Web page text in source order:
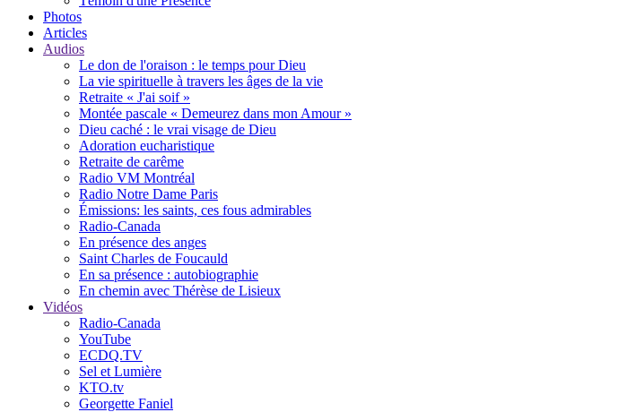
Photos
Articles
Audios
Le don de l'oraison : le temps pour Dieu
La vie spirituelle à travers les âges de la vie
Retraite « J'ai soif »
Montée pascale « Demeurez dans mon Amour »
Dieu caché : le vrai visage de Dieu
Adoration eucharistique
Retraite de carême
Radio VM Montréal
Radio Notre Dame Paris
Émissions: les saints, ces fous admirables
Radio-Canada
En présence des anges
Saint Charles de Foucauld
En sa présence : autobiographie
En chemin avec Thérèse de Lisieux
Vidéos
Radio-Canada
YouTube
ECDQ.TV
Sel et Lumière
KTO.tv
Georgette Faniel